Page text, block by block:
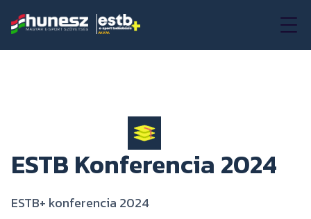
ESTB Konferencia 2024
ESTB+ konferencia 2024